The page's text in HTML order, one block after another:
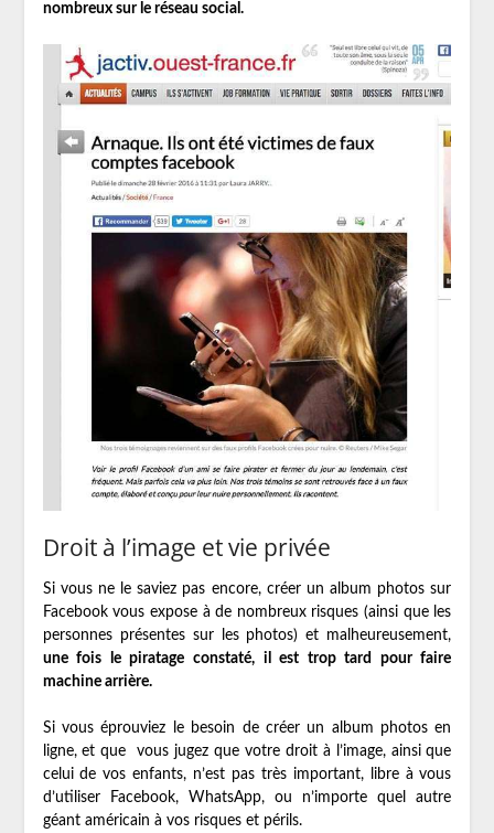
nombreux sur le réseau social.
Droit à l’image et vie privée
Si vous ne le saviez pas encore, créer un album photos sur
Facebook vous expose à de nombreux risques (ainsi que les
personnes présentes sur les photos) et malheureusement,
une fois le piratage constaté, il est trop tard pour faire
machine arrière.
Si vous éprouviez le besoin de créer un album photos en
ligne, et que vous jugez que votre droit à l’image, ainsi que
celui de vos enfants, n’est pas très important, libre à vous
d’utiliser Facebook, WhatsApp, ou n’importe quel autre
géant américain à vos risques et périls.